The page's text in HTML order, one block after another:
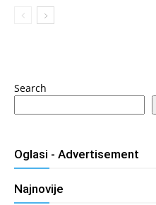
Search
Oglasi - Advertisement
Najnovije